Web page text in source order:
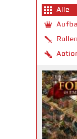
Alle